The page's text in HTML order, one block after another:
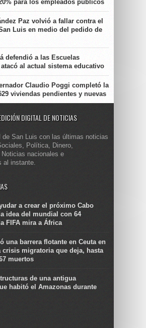
para los empleados públicos
Paz volvió a fallar contra el
Luis en medio del pedido de
defendió a las Escuelas
al actual sistema educativo
Claudio Poggi completó la
viviendas pendientes y nuevas
DIGITAL DE NOTICIAS
de San Luis con las últimas noticias
Política, Dinero,
nacionales e
al instante.
a crear el próximo Cabo
idea del mundial con 64
FIFA mira a África
una barrera flotante en Ceuta en
crisis migratoria que deja, hasta
muertos
de una antigua
habitó el Amazonas durante